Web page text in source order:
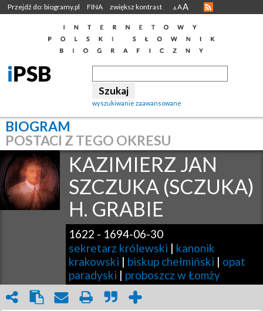
Przejdź do: biogramy.pl FINA zwiększ kontrast A AA
wyszukiwanie zaawansowane
BIOGRAM
POSTACI Z TEGO OKRESU
KAZIMIERZ JAN
SZCZUKA (SCZUKA)
H. GRABIE
1622 - 1694-06-30
sekretarz królewski | kanonik
krakowski | biskup chełmiński | opat
paradyski | proboszcz w Łomży